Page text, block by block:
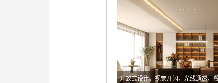
开放式设计，视觉开阔，光线通透，